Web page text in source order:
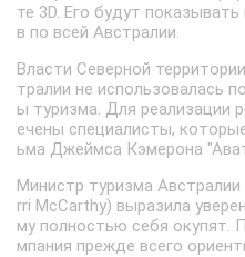
те 3D. Его будут
в по всей Австралии.
Власти Северной
тралии не использовалась
ы туризма. Для реализации
ечены специалисты,
ьма Джеймса Кэмерона
Министр туризма
rri McCarthy) выразила
му полностью себя окупят.
мпания прежде всего